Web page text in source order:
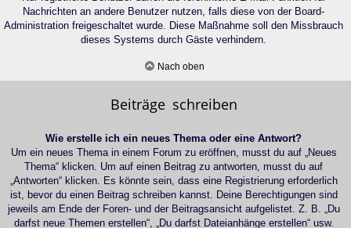
Nachrichten an andere Benutzer nutzen, falls diese von der Board-
Administration freigeschaltet wurde. Diese Maßnahme soll den Missbrauch
dieses Systems durch Gäste verhindern.
Nach oben
Beiträge schreiben
Wie erstelle ich ein neues Thema oder eine Antwort?
Um ein neues Thema in einem Forum zu eröffnen, musst du auf „Neues
Thema“ klicken. Um auf einen Beitrag zu antworten, musst du auf
„Antworten“ klicken. Es könnte sein, dass eine Registrierung erforderlich
ist, bevor du einen Beitrag schreiben kannst. Deine Berechtigungen sind
jeweils am Ende der Foren- und der Beitragsansicht aufgelistet. Z. B. „Du
darfst neue Themen erstellen“, „Du darfst Dateianhänge erstellen“ usw.